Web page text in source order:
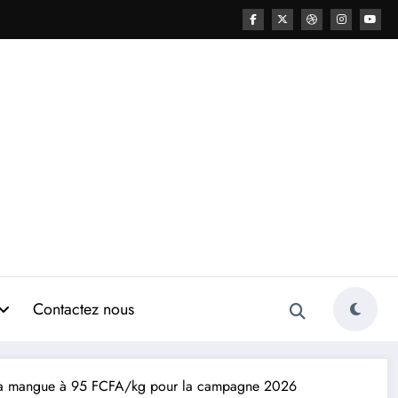
Contactez nous
mangue à 95 FCFA/kg pour la campagne 2026